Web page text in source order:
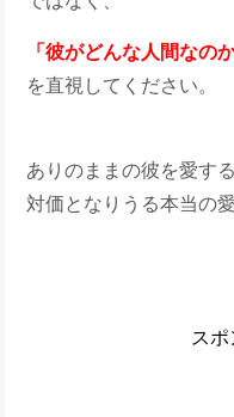
「彼がどんな人間なのか
を直視してください。
ありのままの彼を愛する
対価となりうる本当の愛
ス